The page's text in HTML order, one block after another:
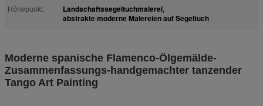
Höhepunkt: Landschaftssegeltuchmalerei,
abstrakte moderne Malereien auf Segeltuch
Moderne spanische Flamenco-Ölgemälde-
Zusammenfassungs-handgemachter tanzender
Tango Art Painting